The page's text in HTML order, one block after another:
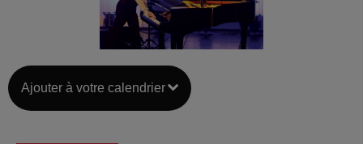
Ajouter à votre calendrier